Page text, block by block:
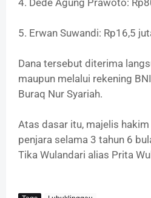
‎5. Erwan Suwandi: Rp16,5
‎Dana tersebut diterima
maupun melalui rekening
Buraq Nur Syariah.
‎Atas dasar itu, majelis
penjara selama 3 tahun 6
Tika Wulandari alias Prita